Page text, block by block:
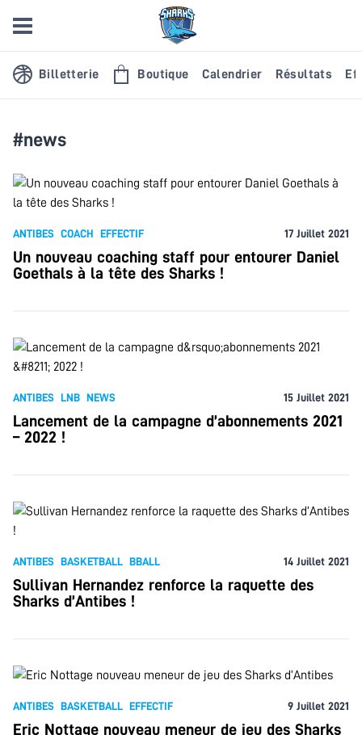
Billetterie Boutique Calendrier Résultats
#news
ANTIBES COACH EFFECTIF 17 Juillet 2021
Un nouveau coaching staff pour entourer Daniel
Goethals à la tête des Sharks !
ANTIBES LNB NEWS 15 Juillet 2021
Lancement de la campagne d’abonnements 2021
– 2022 !
ANTIBES BASKETBALL BBALL 14 Juillet 2021
Sullivan Hernandez renforce la raquette des
Sharks d’Antibes !
ANTIBES BASKETBALL EFFECTIF 9 Juillet 2021
Eric Nottage nouveau meneur de jeu des Sharks